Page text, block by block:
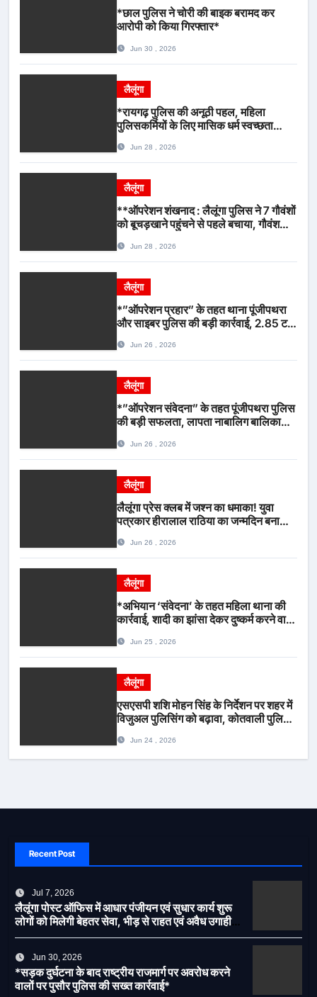
*छाल पुलिस ने चोरी की बाइक बरामद कर
आरोपी को किया गिरफ्तार*
Jun 30 , 2026
लैलूंगा
*रायगढ़ पुलिस की अनूठी पहल, महिला
पुलिसकर्मियों के लिए मासिक धर्म स्वच्छता
Jun 28 , 2026
लैलूंगा
**ऑपरेशन शंखनाद : लैलूंगा पुलिस ने 7 गौवंशों
को बूचड़खाने पहुंचने से पहले बचाया, गौवंश
Jun 28 , 2026
लैलूंगा
*”ऑपरेशन प्रहार” के तहत थाना पूंजीपथरा
और साइबर पुलिस की बड़ी कार्रवाई, 2.85 टन
Jun 26 , 2026
लैलूंगा
*”ऑपरेशन संवेदना” के तहत पूंजीपथरा पुलिस
की बड़ी सफलता, लापता नाबालिग बालिका
गिरफ्तार*
Jun 26 , 2026
लैलूंगा
लैलूंगा प्रेस क्लब में जश्न का धमाका! युवा
पत्रकार हीरालाल राठिया का जन्मदिन बना
स्वरJun 26 , 2026
लैलूंगा
*अभियान ‘संवेदना’ के तहत महिला थाना की
कार्रवाई, शादी का झांसा देकर दुष्कर्म करने वाला
Jun 25 , 2026
लैलूंगा
एसएसपी शशि मोहन सिंह के निर्देशन पर शहर में
विजुअल पुलिसिंग को बढ़ावा, कोतवाली पुलिस
Jun 24 , 2026
Recent Post
Jul 7, 2026
लैलूंगा पोस्ट ऑफिस में आधार पंजीयन एवं सुधार कार्य शुरू
लोगों को मिलेगी बेहतर सेवा, भीड़ से राहत एवं अवैध उगाही
पर लगेगी रोक
Jun 30, 2026
*सड़क दुर्घटना के बाद राष्ट्रीय राजमार्ग पर अवरोध करने
वालों पर पुसौर पुलिस की सख्त कार्रवाई*